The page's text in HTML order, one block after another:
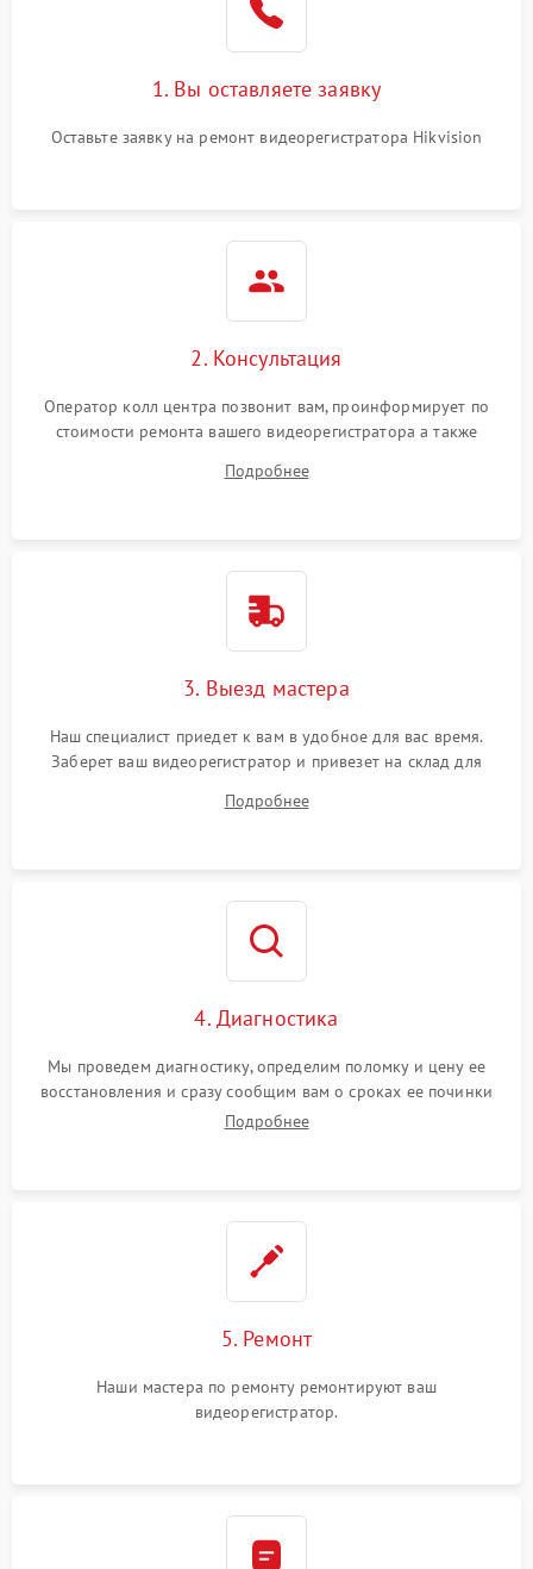
1. Вы оставляете заявку
Оставьте заявку на ремонт видеорегистратора Hikvision
2. Консультация
Оператор колл центра позвонит вам, проинформирует по
стоимости ремонта вашего видеорегистратора а также
Подробнее
3. Выезд мастера
Наш специалист приедет к вам в удобное для вас время.
Заберет ваш видеорегистратор и привезет на склад для
Подробнее
4. Диагностика
Мы проведем диагностику, определим поломку и цену ее
восстановления и сразу сообщим вам о сроках ее починки
Подробнее
5. Ремонт
Наши мастера по ремонту ремонтируют ваш
видеорегистратор.